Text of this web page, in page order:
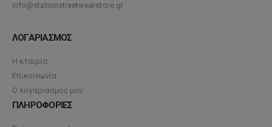
info@stationstreetwearstore.gr
ΛΟΓΑΡΙΑΣΜΟΣ
Η εταιρία
Επικοινωνία
Ο λογαριασμός μου
ΠΛΗΡΟΦΟΡΙΕΣ